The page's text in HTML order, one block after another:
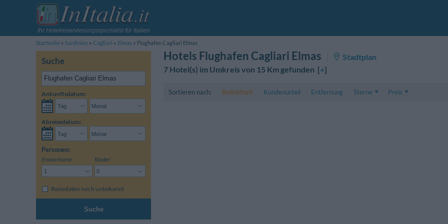
Ihr Hotelreservierungsspezialist für Italien
Startseite
Sardinien Cagliari Elmas Flughafen Cagliari Elmas
Suche
Ankunftsdatum:
Abreisedatum:
Personen:
Erwachsene: Kinder:
Reisedaten noch unbekannt
Suche
Hotels Flughafen Cagliari Elmas
Stadtplan
7 Hotel(s) im Umkreis von 15 Km gefunden [+]
Sortieren nach: Beliebtheit Kundenurteil Entfernung
Sterne
Preis